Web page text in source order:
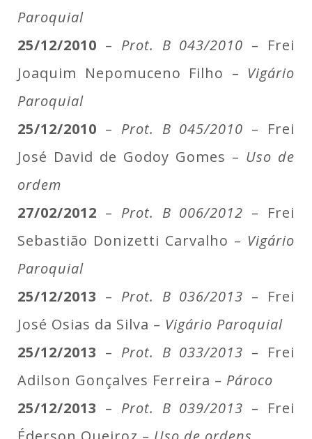
Paroquial
25/12/2010 – Prot. B 043/2010 – Frei
Joaquim Nepomuceno Filho – Vigário
Paroquial
25/12/2010 – Prot. B 045/2010 – Frei
José David de Godoy Gomes – Uso de
ordem
27/02/2012 – Prot. B 006/2012 – Frei
Sebastião Donizetti Carvalho – Vigário
Paroquial
25/12/2013 – Prot. B 036/2013 – Frei
José Osias da Silva – Vigário Paroquial
25/12/2013 – Prot. B 033/2013 – Frei
Adilson Gonçalves Ferreira – Pároco
25/12/2013 – Prot. B 039/2013 – Frei